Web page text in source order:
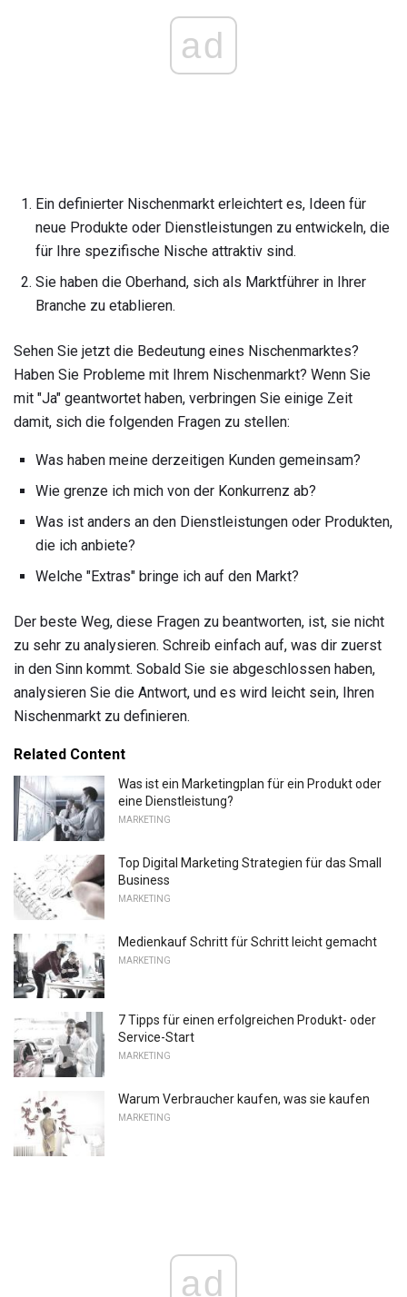
ad
Ein definierter Nischenmarkt erleichtert es, Ideen für
neue Produkte oder Dienstleistungen zu entwickeln, die
für Ihre spezifische Nische attraktiv sind.
Sie haben die Oberhand, sich als Marktführer in Ihrer
Branche zu etablieren.
Sehen Sie jetzt die Bedeutung eines Nischenmarktes?
Haben Sie Probleme mit Ihrem Nischenmarkt? Wenn Sie
mit "Ja" geantwortet haben, verbringen Sie einige Zeit
damit, sich die folgenden Fragen zu stellen:
Was haben meine derzeitigen Kunden gemeinsam?
Wie grenze ich mich von der Konkurrenz ab?
Was ist anders an den Dienstleistungen oder Produkten,
die ich anbiete?
Welche "Extras" bringe ich auf den Markt?
Der beste Weg, diese Fragen zu beantworten, ist, sie nicht
zu sehr zu analysieren. Schreib einfach auf, was dir zuerst
in den Sinn kommt. Sobald Sie sie abgeschlossen haben,
analysieren Sie die Antwort, und es wird leicht sein, Ihren
Nischenmarkt zu definieren.
Related Content
Was ist ein Marketingplan für ein Produkt oder
eine Dienstleistung?
MARKETING
Top Digital Marketing Strategien für das Small
Business
MARKETING
Medienkauf Schritt für Schritt leicht gemacht
MARKETING
7 Tipps für einen erfolgreichen Produkt- oder
Service-Start
MARKETING
Warum Verbraucher kaufen, was sie kaufen
MARKETING
ad